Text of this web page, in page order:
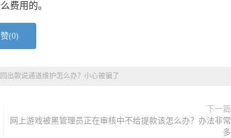
费用的。
赞(0)
出款说通道维护怎么办？小心被骗了
下一篇
网上游戏被黑管理员正在审核中不给提款该怎么办？办法非常
多